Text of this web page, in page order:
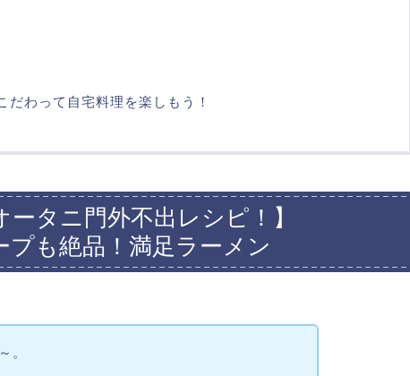
だわって自宅料理を楽しもう！
ータニ門外不出レシピ！】
も絶品！満足ラーメン
。